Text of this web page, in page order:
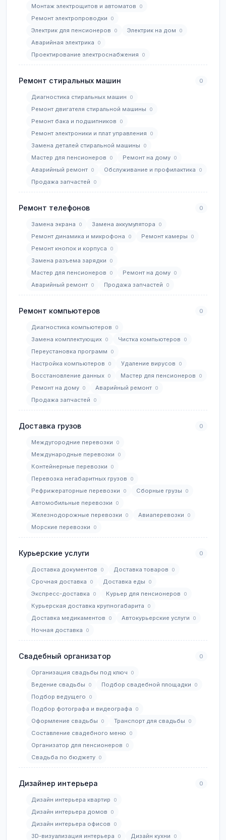
Монтаж электрощитов и автоматов 0
Ремонт электропроводки 0
Электрик для пенсионеров 0 Электрик на дом 0
Аварийная электрика 0
Проектирование электроснабжения 0
Ремонт стиральных машин 0
Диагностика стиральных машин 0
Ремонт двигателя стиральной машины 0
Ремонт бака и подшипников 0
Ремонт электроники и плат управления 0
Замена деталей стиральной машины 0
Мастер для пенсионеров 0 Ремонт на дому 0
Аварийный ремонт 0 Обслуживание и профилактика 0
Продажа запчастей 0
Ремонт телефонов 0
Замена экрана 0 Замена аккумулятора 0
Ремонт динамика и микрофона 0 Ремонт камеры 0
Ремонт кнопок и корпуса 0
Замена разъема зарядки 0
Мастер для пенсионеров 0 Ремонт на дому 0
Аварийный ремонт 0 Продажа запчастей 0
Ремонт компьютеров 0
Диагностика компьютеров 0
Замена комплектующих 0 Чистка компьютеров 0
Переустановка программ 0
Настройка компьютеров 0 Удаление вирусов 0
Восстановление данных 0 Мастер для пенсионеров 0
Ремонт на дому 0 Аварийный ремонт 0
Продажа запчастей 0
Доставка грузов 0
Междугородние перевозки 0
Международные перевозки 0
Контейнерные перевозки 0
Перевозка негабаритных грузов 0
Рефрижераторные перевозки 0 Сборные грузы 0
Автомобильные перевозки 0
Железнодорожные перевозки 0 Авиаперевозки 0
Морские перевозки 0
Курьерские услуги 0
Доставка документов 0 Доставка товаров 0
Срочная доставка 0 Доставка еды 0
Экспресс-доставка 0 Курьер для пенсионеров 0
Курьерская доставка крупногабарита 0
Доставка медикаментов 0 Автокурьерские услуги 0
Ночная доставка 0
Свадебный организатор 0
Организация свадьбы под ключ 0
Ведение свадьбы 0 Подбор свадебной площадки 0
Подбор ведущего 0
Подбор фотографа и видеографа 0
Оформление свадьбы 0 Транспорт для свадьбы 0
Составление свадебного меню 0
Организатор для пенсионеров 0
Свадьба по бюджету 0
Дизайнер интерьера 0
Дизайн интерьера квартир 0
Дизайн интерьера домов 0
Дизайн интерьера офисов 0
3D-визуализация интерьера 0 Дизайн кухни 0